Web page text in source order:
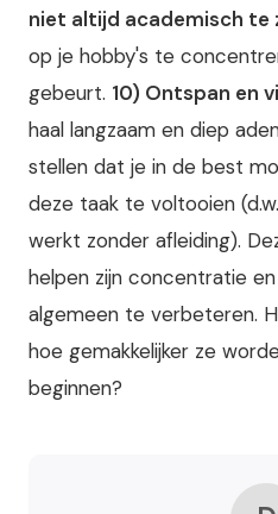
niet altijd academisch te
op je hobby's te
gebeurt. 10) Ontspan en
haal langzaam en diep
stellen dat je in de best
deze taak te voltooien
werkt zonder afleiding).
helpen zijn concentratie
algemeen te verbeteren.
hoe gemakkelijker ze
beginnen?